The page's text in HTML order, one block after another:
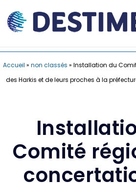
Accueil » non classés » Installation du
des Harkis et de leurs proches à la
Comité